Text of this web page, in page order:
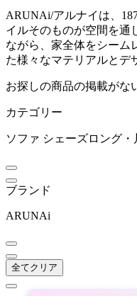
コロン
CondeHouse
カンディハウス
クラッシュクラ
ロジェクト
エフアイエス
ARUNAi/アルナイは、
イルそのものが空間を通
ながら、家全体をシーム
た様々なマテリアルとデ
お探しの商品の掲載がな
カテゴリー
ソファ シェーズロング・
ブランド
ARUNAi
全てクリア